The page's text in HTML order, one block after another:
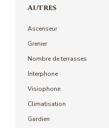
Autres
Ascenseur
Grenier
Nombre de terrasses
Interphone
Visiophone
Climatisation
Gardien